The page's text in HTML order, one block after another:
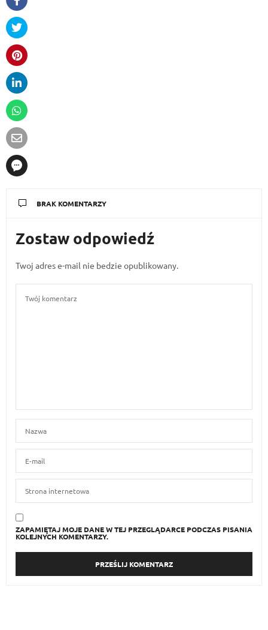
BRAK KOMENTARZY
Zostaw odpowiedź
Twoj adres e-mail nie bedzie opublikowany.
ZAPAMIĘTAJ MOJE DANE W TEJ PRZEGLĄDARCE PODCZAS PISANIA
KOLEJNYCH KOMENTARZY.